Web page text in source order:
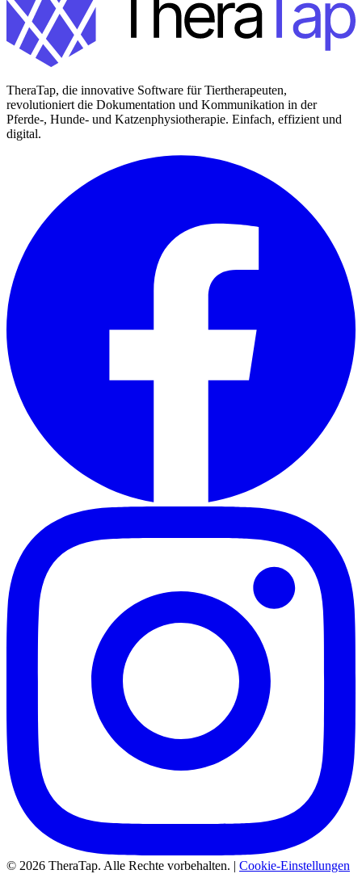
TheraTap, die innovative Software für Tiertherapeuten,
revolutioniert die Dokumentation und Kommunikation in der
Pferde-, Hunde- und Katzenphysiotherapie. Einfach, effizient und
digital.
© 2026 TheraTap. Alle Rechte vorbehalten. | Cookie-Einstellungen